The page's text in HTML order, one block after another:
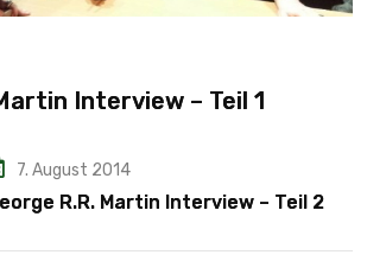
Interview – Teil 1
7. August 2014
R.R. Martin Interview – Teil 2